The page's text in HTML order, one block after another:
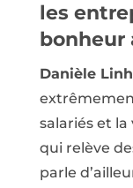
les
bonheur
Danièle
salariés et la
qui relève
parle